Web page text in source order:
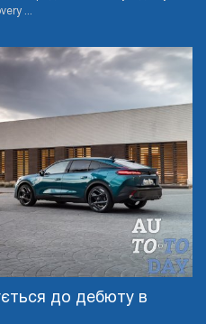
...
до дебюту в